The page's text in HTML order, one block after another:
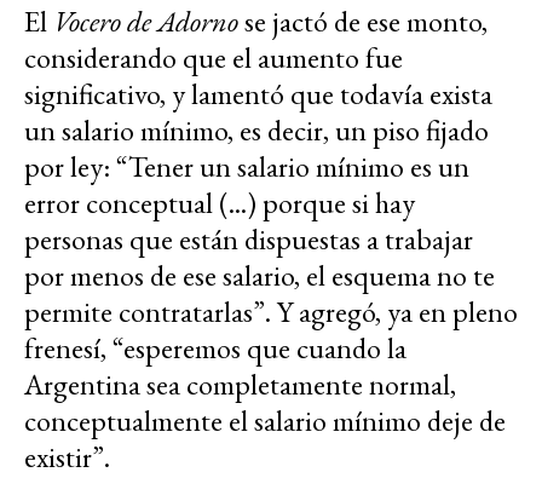
El Vocero de Adornose jactó de ese monto,
considerando que el aumento fue
significativo, y lamentó que todavía exista
un salario mínimo, es decir, un piso fijado
por ley: “Tener un salario mínimo es un
error conceptual (...) porque si hay
personas que están dispuestas a trabajar
por menos de ese salario, el esquema no te
permite contratarlas”. Y agregó, ya en pleno
frenesí, “esperemos que cuando la
Argentina sea completamente normal,
conceptualmente el salario mínimo deje de
existir”.